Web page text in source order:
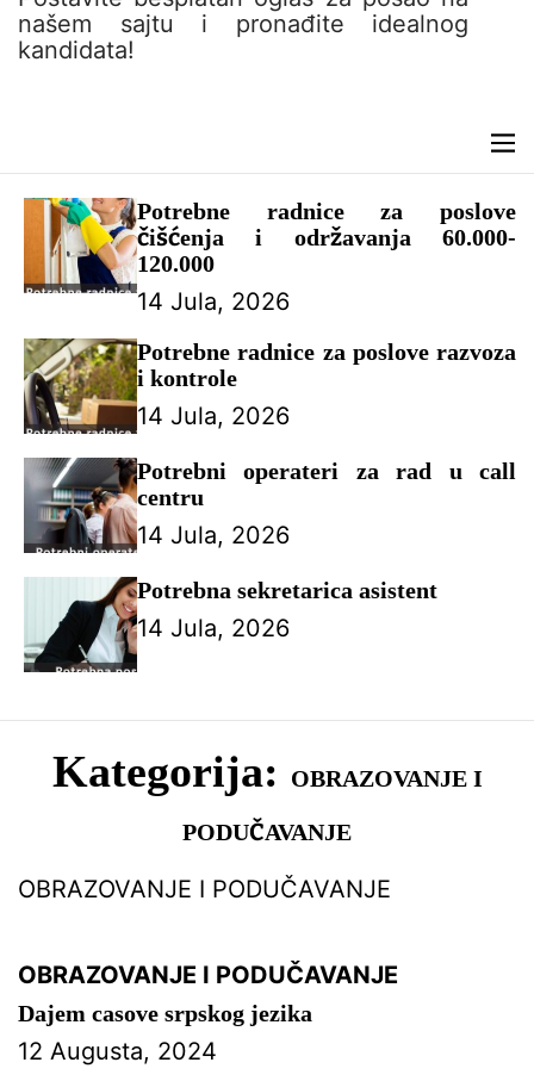
našem sajtu i pronađite idealnog
kandidata!
M
e
n
u
Potrebne radnice za poslove
čišćenja i održavanja 60.000-
120.000
14 Jula, 2026
Potrebne radnice za poslove razvoza
i kontrole
14 Jula, 2026
Potrebni operateri za rad u call
centru
14 Jula, 2026
Potrebna sekretarica asistent
14 Jula, 2026
Kategorija: OBRAZOVANJE I
PODUČAVANJE
OBRAZOVANJE I PODUČAVANJE
OBRAZOVANJE I PODUČAVANJE
Dajem casove srpskog jezika
12 Augusta, 2024